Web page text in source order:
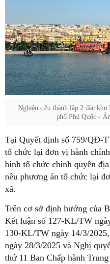
Nghiên cứu thành lập 2 đặc
phố Phú Quốc -
Tại Quyết định số 759/QĐ-
tổ chức lại đơn vị hành
hình tổ chức chính quyền
nêu phương án tổ chức lại
xã.
Trên cơ sở định hướng của
Kết luận số 127-KL/TW
130-KL/TW ngày 14/3/
ngày 28/3/2025 và Nghị
thứ 11 Ban Chấp hành